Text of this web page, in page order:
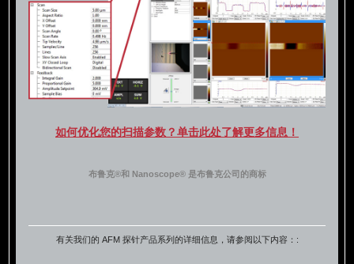
如何优化您的扫描参数？单击此处了解更多信息！
布鲁克®和 Nanoscope® 是布鲁克公司的商标
有关我们的 AFM 探针产品系列的详细信息，请参阅以下内容：: